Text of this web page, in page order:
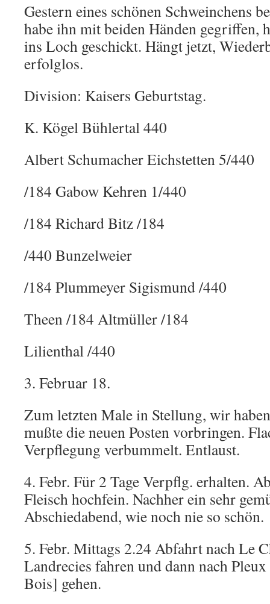
Gestern eines schönen Schweinchens
habe ihn mit beiden Händen gegriffen,
ins Loch geschickt. Hängt jetzt,
erfolglos.
Division: Kaisers Geburtstag.
K. Kögel Bühlertal 440
Albert Schumacher Eichstetten 5/440
/184 Gabow Kehren 1/440
/184 Richard Bitz /184
/440 Bunzelweier
/184 Plummeyer Sigismund /440
Theen /184 Altmüller /184
Lilienthal /440
3. Februar 18.
Zum letzten Male in Stellung, wir
mußte die neuen Posten vorbringen.
Verpflegung verbummelt. Entlaust.
4. Febr. Für 2 Tage Verpflg. erhalten.
Fleisch hochfein. Nachher ein sehr
Abschiedabend, wie noch nie so schön.
5. Febr. Mittags 2.24 Abfahrt nach Le
Landrecies fahren und dann nach
Bois] gehen.